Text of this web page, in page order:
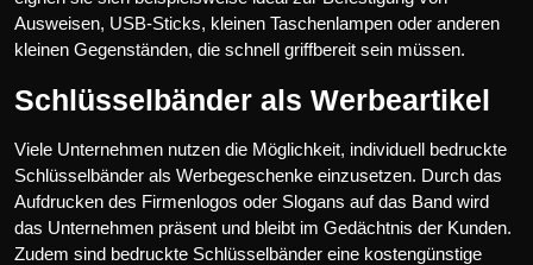
Ausweisen, USB-Sticks, kleinen Taschenlampen oder anderen
kleinen Gegenständen, die schnell griffbereit sein müssen.
Schlüsselbänder als Werbeartikel
Viele Unternehmen nutzen die Möglichkeit, individuell bedruckte
Schlüsselbänder als Werbegeschenke einzusetzen. Durch das
Aufdrucken des Firmenlogos oder Slogans auf das Band wird
das Unternehmen präsent und bleibt im Gedächtnis der Kunden.
Zudem sind bedruckte Schlüsselbänder eine kostengünstige